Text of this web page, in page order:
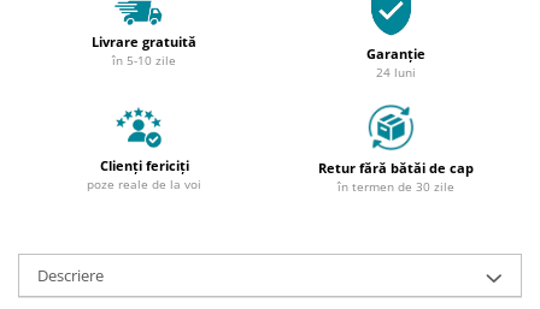
Livrare gratuită
în 5-10 zile Garanție
24 luni
Clienți fericiți
poze reale de la voi
Retur fără bătăi de cap
în termen de 30 zile
Descriere